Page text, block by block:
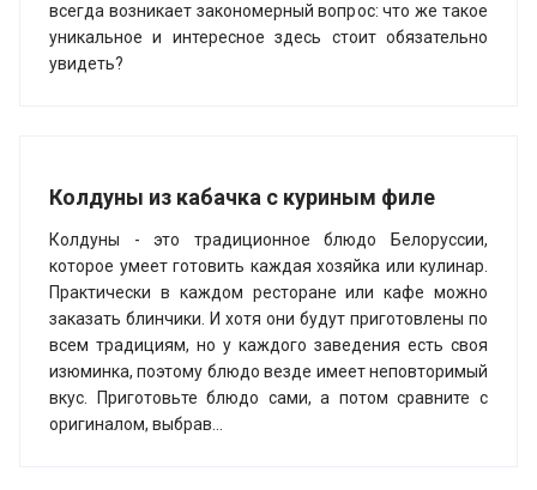
всегда возникает закономерный вопрос: что же такое
уникальное и интересное здесь стоит обязательно
увидеть?
Колдуны из кабачка с куриным филе
Колдуны - это традиционное блюдо Белоруссии,
которое умеет готовить каждая хозяйка или кулинар.
Практически в каждом ресторане или кафе можно
заказать блинчики. И хотя они будут приготовлены по
всем традициям, но у каждого заведения есть своя
изюминка, поэтому блюдо везде имеет неповторимый
вкус. Приготовьте блюдо сами, а потом сравните с
оригиналом, выбрав...